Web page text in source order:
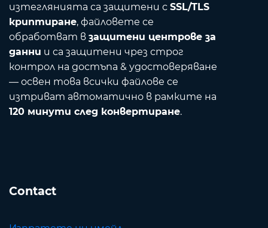
изтеглянията са защитени с SSL/TLS
криптиране, файловете се
обработват в защитени центрове за
данни и са защитени чрез строг
контрол на достъпа & удостоверяване
— освен това всички файлове се
изтриват автоматично в рамките на
120 минути след конвертиране.
Contact